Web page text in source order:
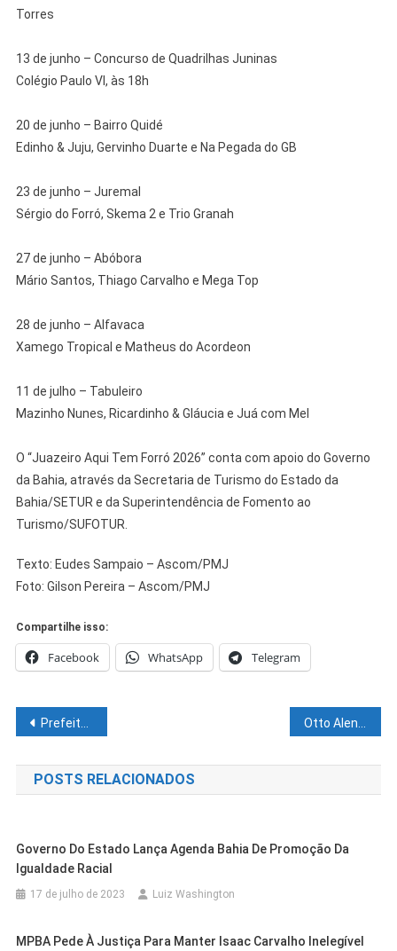
Torres
13 de junho – Concurso de Quadrilhas Juninas
Colégio Paulo VI, às 18h
20 de junho – Bairro Quidé
Edinho & Juju, Gervinho Duarte e Na Pegada do GB
23 de junho – Juremal
Sérgio do Forró, Skema 2 e Trio Granah
27 de junho – Abóbora
Mário Santos, Thiago Carvalho e Mega Top
28 de junho – Alfavaca
Xamego Tropical e Matheus do Acordeon
11 de julho – Tabuleiro
Mazinho Nunes, Ricardinho & Gláucia e Juá com Mel
O “Juazeiro Aqui Tem Forró 2026” conta com apoio do Governo
da Bahia, através da Secretaria de Turismo do Estado da
Bahia/SETUR e da Superintendência de Fomento ao
Turismo/SUFOTUR.
Texto: Eudes Sampaio – Ascom/PMJ
Foto: Gilson Pereira – Ascom/PMJ
Compartilhe isso:
Facebook WhatsApp Telegram
Navegação
de
Post
Prefeitura de Juazeiro prorroga inscrições para Processo Seletivo da Educação
POSTS RELACIONADOS
Governo Do Estado Lança Agenda Bahia De Promoção Da
Igualdade Racial
17 de julho de 2023 Luiz Washington
MPBA Pede À Justiça Para Manter Isaac Carvalho Inelegível